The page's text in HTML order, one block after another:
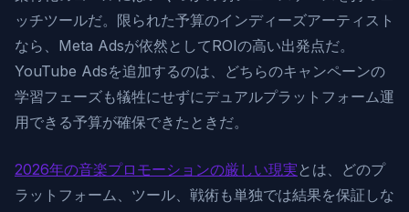
ッチツールだ。限られた予算のインディーズアーティスト
なら、Meta Adsが依然としてROIの高い出発点だ。
YouTube Adsを追加するのは、どちらのキャンペーンの
学習フェーズも犠牲にせずにデュアルプラットフォーム運
用できる予算が確保できたときだ。
2026年の音楽プロモーションの厳しい現実 とは、どのプ
ラットフォーム、ツール、戦術も単独では結果を保証しな